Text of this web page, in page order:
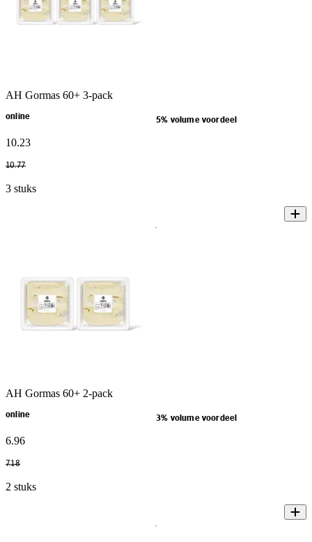
AH Gormas 60+ 3-pack
online 5% volume voordeel
10.23
10.77
3 stuks
AH Gormas 60+ 2-pack
online 3% volume voordeel
6.96
7.18
2 stuks